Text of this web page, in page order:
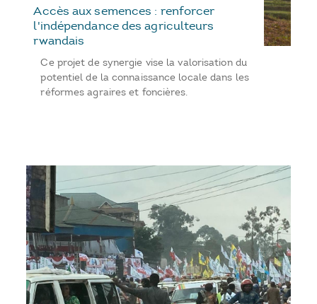
Accès aux semences : renforcer
l'indépendance des agriculteurs
rwandais
Ce projet de synergie vise la valorisation du
potentiel de la connaissance locale dans les
réformes agraires et foncières.